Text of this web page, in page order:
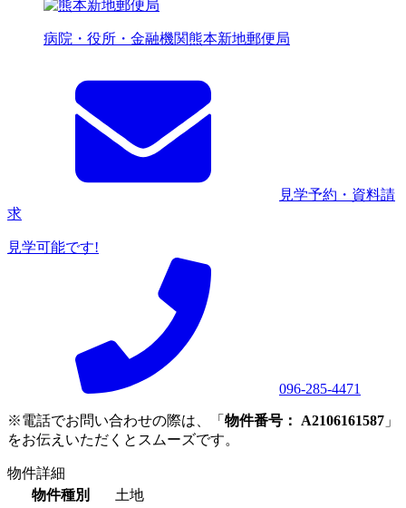
病院・役所・金融機関熊本新地郵便局
見学予約・資料請
求
見学可能です!
096-285-4471
※電話でお問い合わせの際は、「 物件番号： A2106161587 」
をお伝えいただくとスムーズです。
物件詳細
物件種別
土地